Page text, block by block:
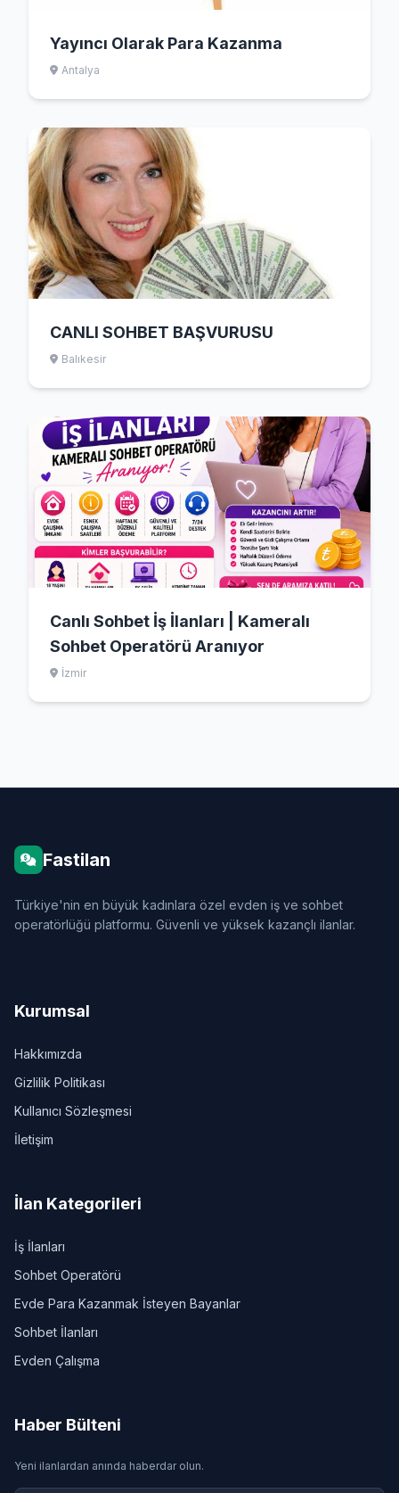
Yayıncı Olarak Para Kazanma
Antalya
CANLI SOHBET BAŞVURUSU
Balıkesir
Canlı Sohbet İş İlanları | Kameralı
Sohbet Operatörü Aranıyor
İzmir
Fastilan
Türkiye'nin en büyük kadınlara özel evden iş ve sohbet
operatörlüğü platformu. Güvenli ve yüksek kazançlı ilanlar.
Kurumsal
Hakkımızda
Gizlilik Politikası
Kullanıcı Sözleşmesi
İletişim
İlan Kategorileri
İş İlanları
Sohbet Operatörü
Evde Para Kazanmak İsteyen Bayanlar
Sohbet İlanları
Evden Çalışma
Haber Bülteni
Yeni ilanlardan anında haberdar olun.